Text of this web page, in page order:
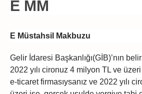
E MM
E Müstahsil Makbuzu
Gelir İdaresi Başkanlığı(GİB)’nın
2022 yılı cironuz 4 milyon TL ve
e-ticaret firmasıysanız ve 2022 yılı